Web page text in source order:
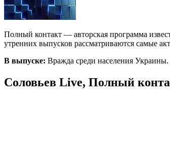
Полный контакт — авторская программа
утренних выпусков рассматриваются самые
В выпуске: Вражда среди населения Украины.
Соловьев Live, Полный